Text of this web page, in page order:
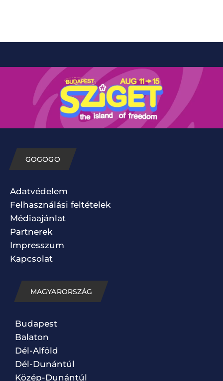
GOGOGO
Adatvédelem
Felhasználási feltételek
Médiaajánlat
Partnerek
Impresszum
Kapcsolat
MAGYARORSZÁG
Budapest
Balaton
Dél-Alföld
Dél-Dunántúl
Közép-Dunántúl